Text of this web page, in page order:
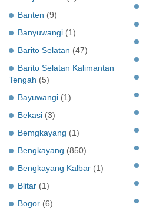
Banten (9)
Banyuwangi (1)
Barito Selatan (47)
Barito Selatan Kalimantan
Tengah (5)
Bayuwangi (1)
Bekasi (3)
Bemgkayang (1)
Bengkayang (850)
Bengkayang Kalbar (1)
Blitar (1)
Bogor (6)